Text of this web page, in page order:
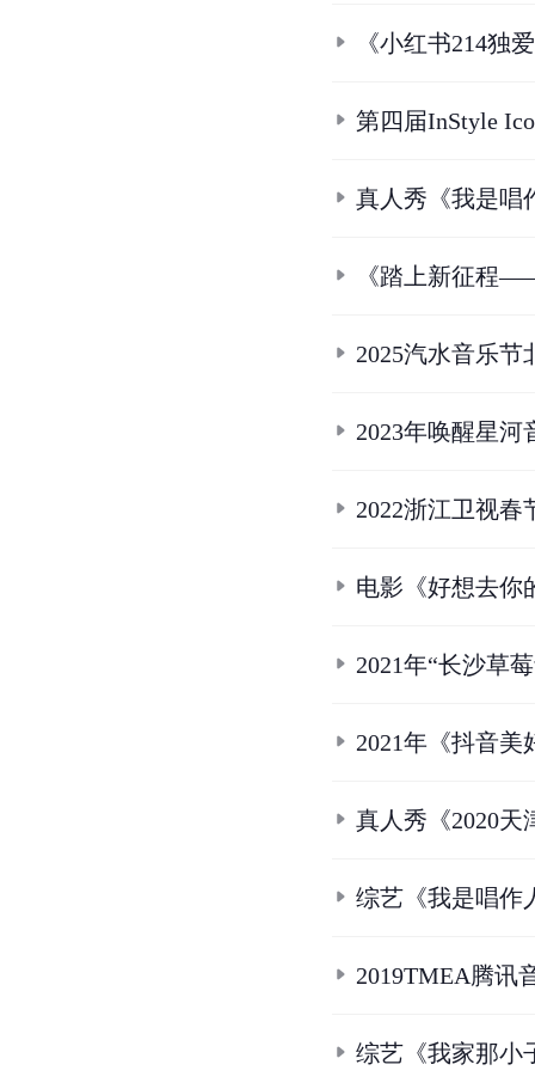
《小红书214独
第四届InStyle
真人秀《我是唱
《踏上新征程
2025汽水音乐节
2023年唤醒星河
2022浙江卫视
电影《好想去你
2021年“长沙草
2021年《抖音美
真人秀《2020天
综艺《我是唱作
2019TMEA腾讯
综艺《我家那小